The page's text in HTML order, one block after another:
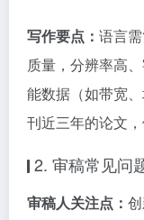
写作要点： 语言
质量，分辨率高
能数据（如带宽
刊近三年的论文
2. 审稿常见问
审稿人关注点：